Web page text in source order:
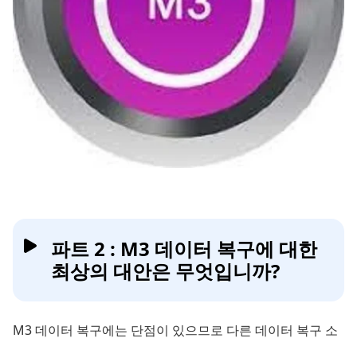
파트 2 : M3 데이터 복구에 대한
최상의 대안은 무엇입니까?
M3 데이터 복구에는 단점이 있으므로 다른 데이터 복구 소